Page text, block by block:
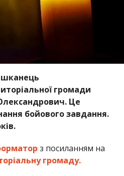
громади
Це
бойового завдання.
з посиланням на
громаду.